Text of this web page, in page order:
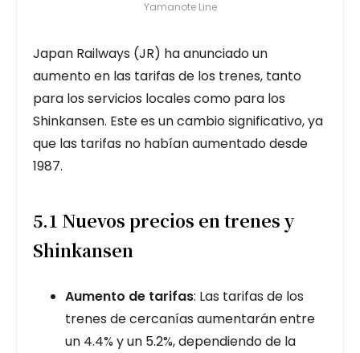
Yamanote Line
Japan Railways (JR) ha anunciado un
aumento en las tarifas de los trenes, tanto
para los servicios locales como para los
Shinkansen. Este es un cambio significativo, ya
que las tarifas no habían aumentado desde
1987.
5.1 Nuevos precios en trenes y
Shinkansen
Aumento de tarifas: Las tarifas de los
trenes de cercanías aumentarán entre
un 4.4% y un 5.2%, dependiendo de la